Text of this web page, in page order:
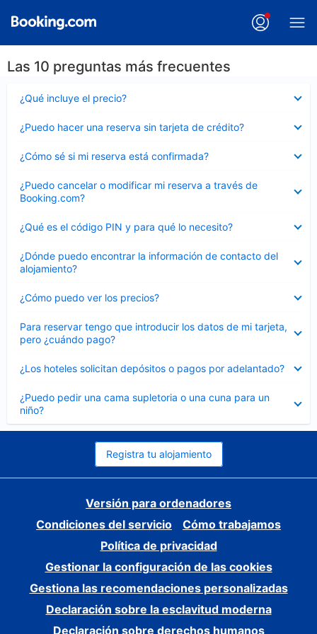
Las 10 preguntas más frecuentes
¿Qué incluye el precio?
cerrado
¿Puedo hacer una reserva sin tarjeta de crédito?
cerrado
¿Cómo sé si mi reserva está confirmada?
cerrado
¿Puedo cancelar o modificar mi reserva a través de
Booking.com?
cerrado
¿Qué es el código PIN y para qué lo necesito?
cerrado
¿Dónde puedo encontrar la información de contacto del
alojamiento?
cerrado
¿Cómo puedo ver los precios?
cerrado
Para reservar tengo que introducir los datos de mi tarjeta,
pero ¿cuándo pago?
cerrado
¿Los hoteles solicitan depósitos o pagos por adelantado?
cerrado
¿Puedo pedir una cama supletoria o una cuna para un
niño?
cerrado
Registra tu alojamiento
Versión para ordenadores
Condiciones del servicio
Cómo trabajamos
Política de privacidad
Gestionar la configuración de las cookies
Gestiona las recomendaciones personalizadas
Declaración sobre la esclavitud moderna
Declaración sobre derechos humanos